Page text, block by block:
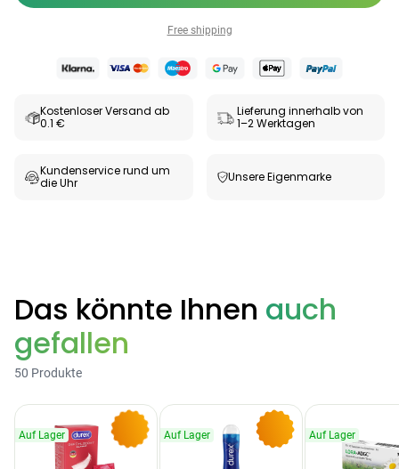
Free shipping
Kostenloser Versand ab
0.1 €
Lieferung innerhalb von
1–2 Werktagen
Kundenservice rund um
die Uhr
Unsere Eigenmarke
Das könnte Ihnen auch
gefallen
50 Produkte
-9%
Auf Lager
-10%
Auf Lager Auf Lager